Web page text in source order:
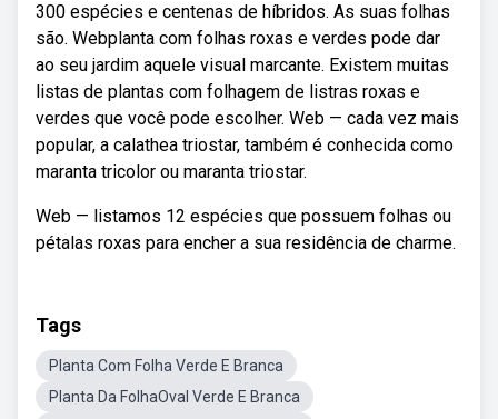
300 espécies e centenas de híbridos. As suas folhas
são. Webplanta com folhas roxas e verdes pode dar
ao seu jardim aquele visual marcante. Existem muitas
listas de plantas com folhagem de listras roxas e
verdes que você pode escolher. Web — cada vez mais
popular, a calathea triostar, também é conhecida como
maranta tricolor ou maranta triostar.
Web — listamos 12 espécies que possuem folhas ou
pétalas roxas para encher a sua residência de charme.
Tags
Planta Com Folha Verde E Branca
Planta Da FolhaOval Verde E Branca